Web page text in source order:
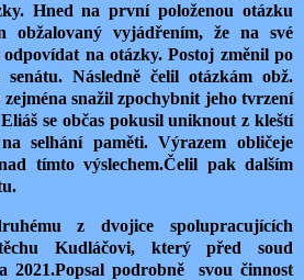
Hned na první položenou otázku
obžalovaný vyjádřením, že na své
na otázky. Postoj změnil po
senátu. Následně čelil otázkám obž.
snažil zpochybnit jeho tvrzení
se občas pokusil uniknout z kleští
selhání paměti. Výrazem obličeje
tímto výslechem.Čelil pak dalším
z dvojice spolupracujících
Kudláčovi, který před soud
2021.Popsal podrobně
svou činnost